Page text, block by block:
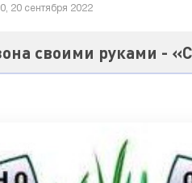
20 сентября 2022
своими руками -